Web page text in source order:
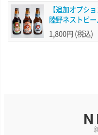
【追加オプシ
陸野ネストビ
1,800円 (税込)